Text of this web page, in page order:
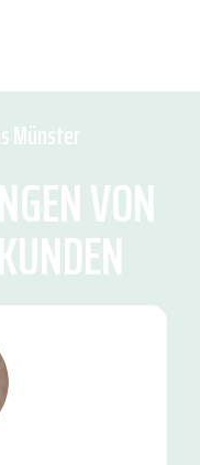
Münster
VON